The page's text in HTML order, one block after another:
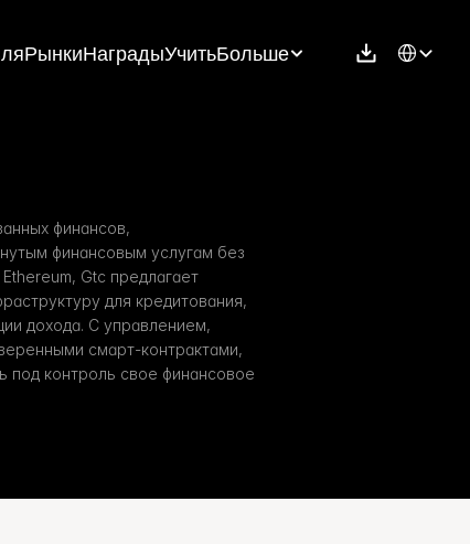
РынкиНаградыУчитьБольше Select
финансов,
финансовым услугам без
Gtc предлагает
для кредитования,
дохода. С управлением,
смарт-контрактами,
под контроль свое финансовое